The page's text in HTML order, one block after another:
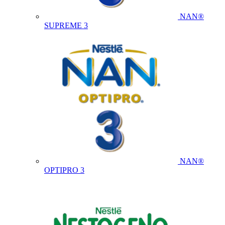
NAN®
SUPREME 3
NAN®
OPTIPRO 3